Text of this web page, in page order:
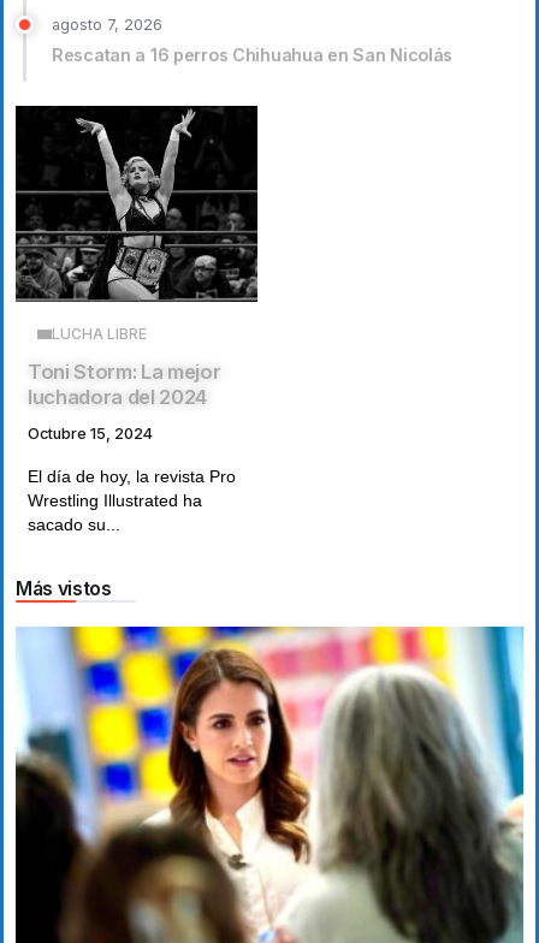
agosto 7, 2026
Rescatan a 16 perros Chihuahua en San Nicolás
LUCHA LIBRE
Toni Storm: La mejor
luchadora del 2024
Octubre 15, 2024
El día de hoy, la revista Pro
Wrestling Illustrated ha
sacado su...
Más vistos